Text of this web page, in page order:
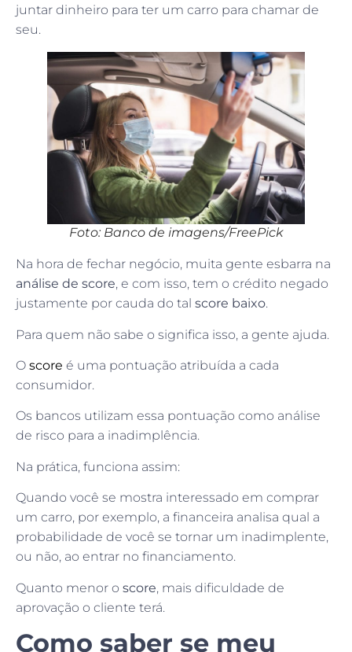
juntar dinheiro para ter um carro para chamar de
seu.
Foto: Banco de imagens/FreePick
Na hora de fechar negócio, muita gente esbarra na
análise de score, e com isso, tem o crédito negado
justamente por cauda do tal score baixo.
Para quem não sabe o significa isso, a gente ajuda.
O score é uma pontuação atribuída a cada
consumidor.
Os bancos utilizam essa pontuação como análise
de risco para a inadimplência.
Na prática, funciona assim:
Quando você se mostra interessado em comprar
um carro, por exemplo, a financeira analisa qual a
probabilidade de você se tornar um inadimplente,
ou não, ao entrar no financiamento.
Quanto menor o score, mais dificuldade de
aprovação o cliente terá.
Como saber se meu